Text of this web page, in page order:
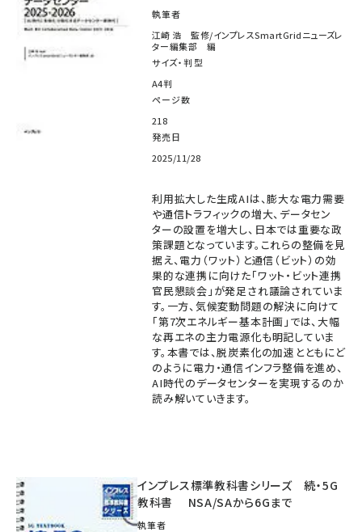
執筆者
江崎 浩 監修/インプレスSmartGridニューズレ
ター編集部 編
サイズ・判型
A4判
ページ数
218
発売日
2025/11/28
利用拡大した生成AIは、膨大な電力需要
や通信トラフィックの増大、データセン
ターの設置を増大し、日本では重要な政
策課題となっています。これらの整備を見
据え、電力（ワット）と通信（ビット）の効
果的な連携に向けた「ワット・ビット連携
官民懇談会」が発足され議論されていま
す。一方、気候変動問題の解決に向けて
「第7次エネルギー基本計画」では、大幅
な再エネの主力電源化も明記していま
す。本書では、脱炭素化の加速とともにど
のように電力・通信インフラ整備を進め、
AI時代のデータセンターを実現するのか
読み解いていきます。
インプレス標準教科書シリーズ 続・5G
教科書 NSA/SAから6Gまで
執筆者